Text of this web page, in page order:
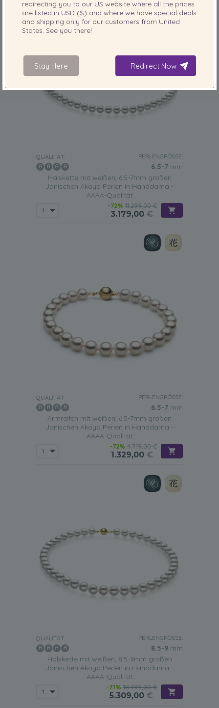
QUALITÄT: PERLENGRÖSSE:
6.5-7 mm
Halskette mit weißen, 6.5-7mm großen
Janischen Akoya Perlen in Hanadama -
AAAA-Qualität
-72% 11.299,00 €
3.179,00 €
QUALITÄT: PERLENGRÖSSE:
6.5-7 mm
Armreifen mit weißen, 6.5-7mm großen
Janischen Akoya Perlen in Hanadama -
AAAA-Qualität
-72% 4.719,00 €
1.329,00 €
QUALITÄT: PERLENGRÖSSE:
8.5-9 mm
Halskette mit weißen, 8.5-9mm großen
Janischen Akoya Perlen in Hanadama -
AAAA-Qualität
-71% 18.499,00 €
5.309,00 €
redirecting you to our US website where all the prices
are listed in USD ($) and where we have special deals
and shipping only for our customers from United
States. See you there!
Stay Here Redirect Now